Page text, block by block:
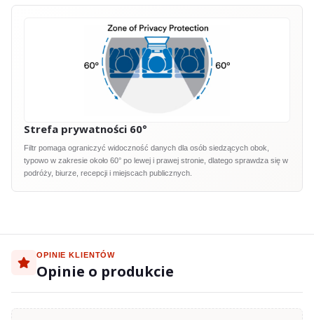
Strefa prywatności 60°
Filtr pomaga ograniczyć widoczność danych dla osób siedzących obok,
typowo w zakresie około 60° po lewej i prawej stronie, dlatego sprawdza się w
podróży, biurze, recepcji i miejscach publicznych.
OPINIE KLIENTÓW
Opinie o produkcie